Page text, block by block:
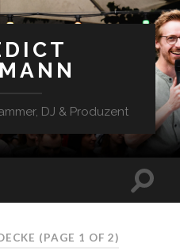
DJ & Produzent
(PAGE 1 OF 2)